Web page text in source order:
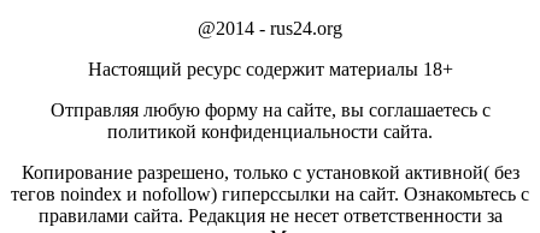
@2014 - rus24.org
Настоящий ресурс содержит материалы 18+
Отправляя любую форму на сайте, вы соглашаетесь с
политикой конфиденциальности сайта.
Копирование разрешено, только с установкой активной( без
тегов noindex и nofollow) гиперссылки на сайт. Ознакомьтесь с
правилами сайта. Редакция не несет ответственности за